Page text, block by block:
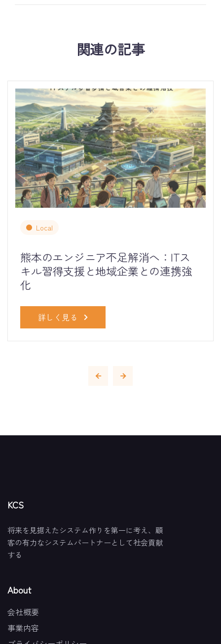
関連の記事
Local
熊本のエンジニア不足解消へ：ITス
キル習得支援と地域企業との連携強
化
詳しく見る
KCS
将来を見据えたシステム作りを第一に考え、顧
客の有力なシステムパートナーとして社会貢献
する
About
会社概要
事業内容